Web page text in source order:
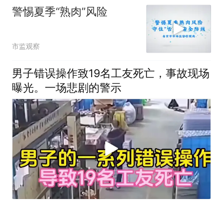
警惕夏季“熟肉”风险
市监观察
男子错误操作致19名工友死亡，事故现场
曝光。一场悲剧的警示